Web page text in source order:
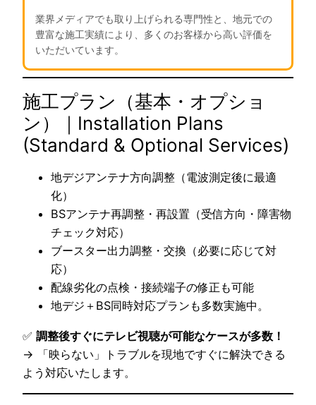
業界メディアでも取り上げられる専門性と、地元での
豊富な施工実績により、多くのお客様から高い評価を
いただいています。
施工プラン（基本・オプショ
ン）｜Installation Plans
(Standard & Optional Services)
地デジアンテナ方向調整（電波測定後に最適
化）
BSアンテナ再調整・再設置（受信方向・障害物
チェック対応）
ブースター出力調整・交換（必要に応じて対
応）
配線劣化の点検・接続端子の修正も可能
地デジ＋BS同時対応プランも多数実施中。
✅ 調整後すぐにテレビ視聴が可能なケースが多数！
→ 「映らない」トラブルを現地ですぐに解決できる
よう対応いたします。